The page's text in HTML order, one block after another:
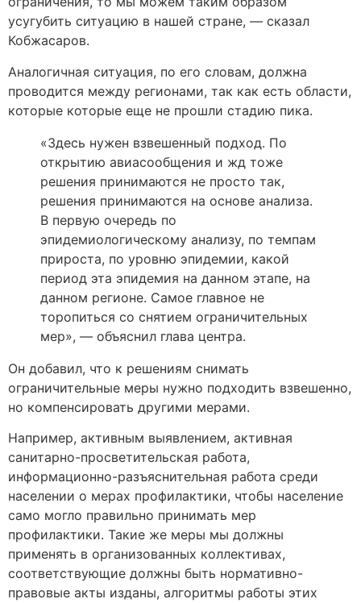
усугубить ситуацию в нашей стране, — сказал
Кобжасаров.
Аналогичная ситуация, по его словам, должна
проводится между регионами, так как есть области,
которые которые еще не прошли стадию пика.
«Здесь нужен взвешенный подход. По
открытию авиасообщения и жд тоже
решения принимаются не просто так,
решения принимаются на основе анализа.
В первую очередь по
эпидемиологическому анализу, по темпам
прироста, по уровню эпидемии, какой
период эта эпидемия на данном этапе, на
данном регионе. Самое главное не
торопиться со снятием ограничительных
мер», — объяснил глава центра.
Он добавил, что к решениям снимать
ограничительные меры нужно подходить взвешенно,
но компенсировать другими мерами.
Например, активным выявлением, активная
санитарно-просветительская работа,
информационно-разъяснительная работа среди
населении о мерах профилактики, чтобы население
само могло правильно принимать мер
профилактики. Такие же меры мы должны
применять в организованных коллективах,
соответствующие должны быть нормативно-
правовые акты изданы, алгоритмы работы этих